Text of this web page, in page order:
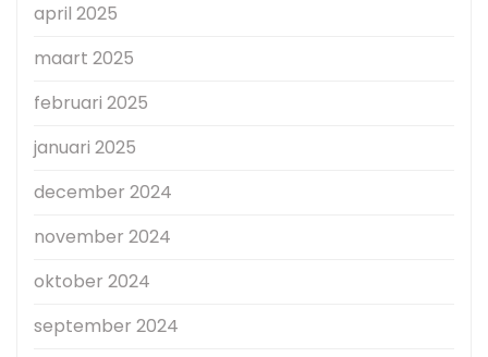
april 2025
maart 2025
februari 2025
januari 2025
december 2024
november 2024
oktober 2024
september 2024